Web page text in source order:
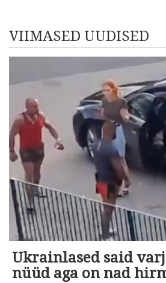
VIIMASED UUDISED
Ukrainlased said
nüüd aga on nad